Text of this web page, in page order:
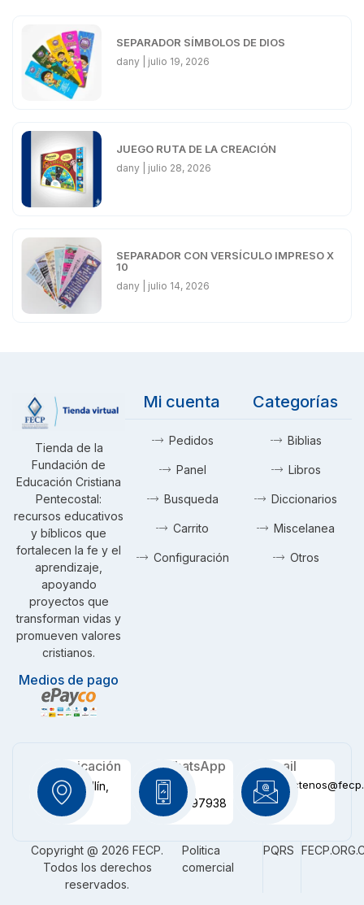
SEPARADOR SÍMBOLOS DE DIOS
dany julio 19, 2026
JUEGO RUTA DE LA CREACIÓN
dany julio 28, 2026
SEPARADOR CON VERSÍCULO IMPRESO X
10
dany julio 14, 2026
Tienda de la
Fundación de
Educación Cristiana
Pentecostal:
recursos educativos
y bíblicos que
fortalecen la fe y el
aprendizaje,
apoyando
proyectos que
transforman vidas y
promueven valores
cristianos.
Medios de pago
Mi cuenta
Pedidos
Panel
Busqueda
Carrito
Configuración
Categorías
Biblias
Libros
Diccionarios
Miscelanea
Otros
Ubicación
Medellín,
CO
WhatsApp
+57
3116097938
Email
Copyright @ 2026 FECP.
Todos los derechos
reservados.
Politica
comercial
PQRS